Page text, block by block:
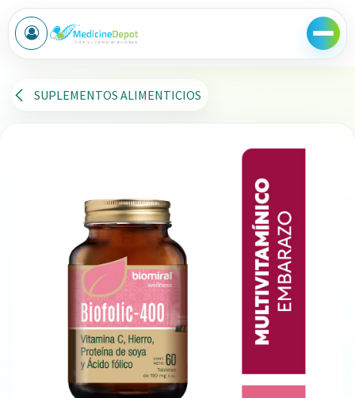
Ir al contenido
SUPLEMENTOS ALIMENTICIOS